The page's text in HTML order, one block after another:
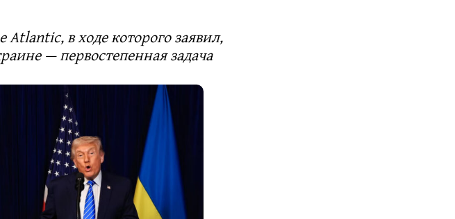
в ходе которого заявил,
— первостепенная задача